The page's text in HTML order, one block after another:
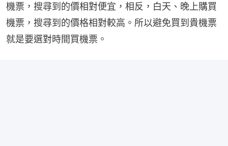
機票，搜尋到的價相對便宜，相反，白天、晚上購買
機票，搜尋到的價格相對較高。所以避免買到貴機票
就是要選對時間買機票。